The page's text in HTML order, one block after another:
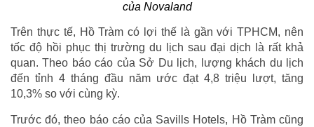
của Novaland
Trên thực tế, Hồ Tràm có lợi thế là gần với TPHCM, nên
tốc độ hồi phục thị trường du lịch sau đại dịch là rất khả
quan. Theo báo cáo của Sở Du lịch, lượng khách du lịch
đến tỉnh 4 tháng đầu năm ước đạt 4,8 triệu lượt, tăng
10,3% so với cùng kỳ.
Trước đó, theo báo cáo của Savills Hotels, Hồ Tràm cũng